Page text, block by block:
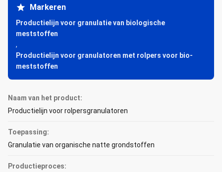
Markeren
Productielijn voor granulatie van biologische
meststoffen
,
Productielijn voor granulatoren met rolpers voor bio-
meststoffen
Naam van het product:
Productielijn voor rolpersgranulatoren
Toepassing:
Granulatie van organische natte grondstoffen
Productieproces: